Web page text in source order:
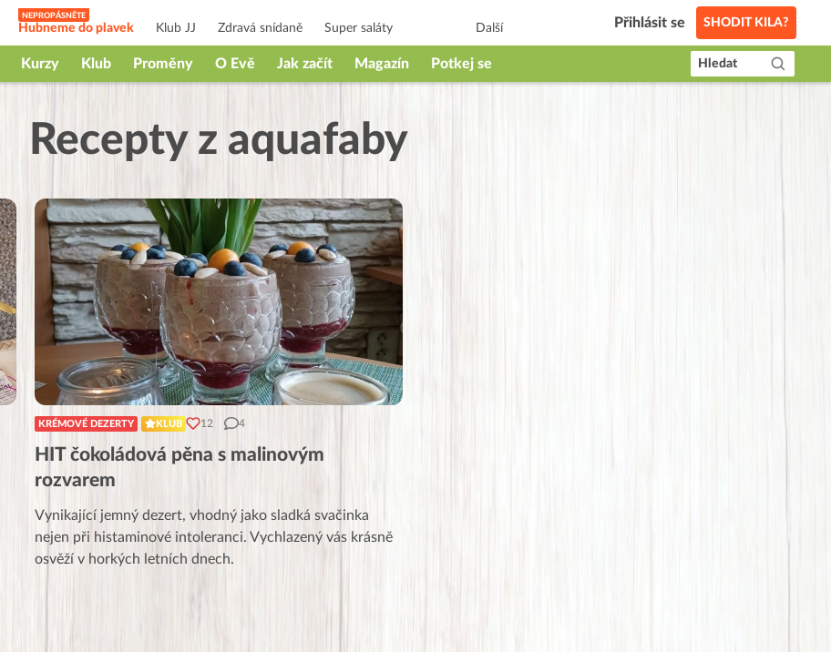
Hubneme do plavek Klub JJ Zdravá snídaně Super saláty Další Přihlásit se SHODIT KILA?
Kurzy Klub Proměny O Evě Jak začít Magazín Potkej se Hledat
Recepty z aquafaby
KRÉMOVÉ DEZERTY KLUB 12 4
HIT čokoládová pěna s malinovým
rozvarem
Vynikající jemný dezert, vhodný jako sladká svačinka
nejen při histaminové intoleranci. Vychlazený vás krásně
osvěží v horkých letních dnech.